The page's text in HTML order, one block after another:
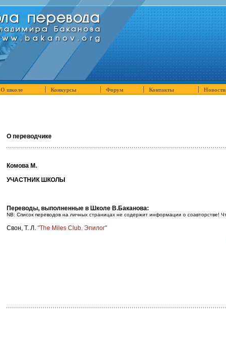
О школе Конкурсы Форум Контакты
О переводчике
Комова М.
УЧАСТНИК ШКОЛЫ
Переводы, выполненные в Школе В.Баканова:
NB: Список переводов на личных страницах не содержит информации о соавторстве!
Свон, Т. Л. "The Miles Club. Эпилог"